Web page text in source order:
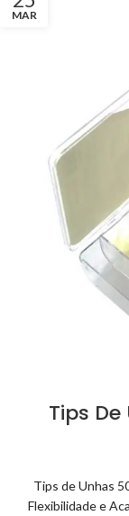
MAR
Tips
Tips de Unhas
Flexibilidade e